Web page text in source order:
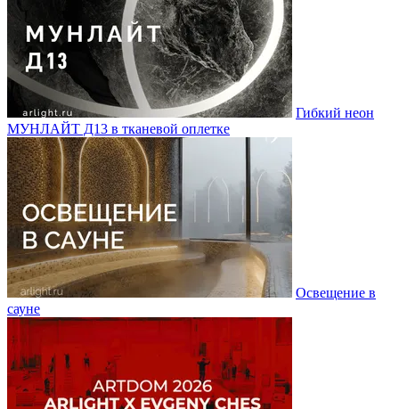
Гибкий неон
МУНЛАЙТ Д13 в тканевой оплетке
Освещение в
сауне